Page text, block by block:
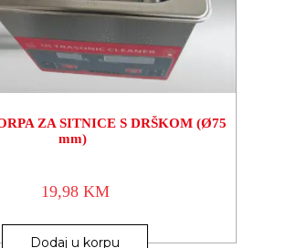
ZA SITNICE S DRŠKOM (Ø75
mm)
19,98 KM
Dodaj u korpu